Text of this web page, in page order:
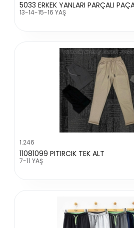
13-14-15-16 YAŞ
1.246
11081099 PITIRCIK TEK ALT
7-11 YAŞ